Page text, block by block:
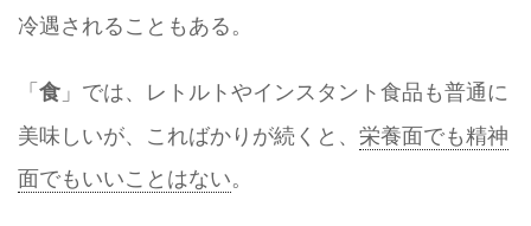
冷遇されることもある。
「食 」では、レトルトやインスタント食品も普通に
美味しいが、こればかりが続くと、 栄養面でも精神
面でもいいことはない。